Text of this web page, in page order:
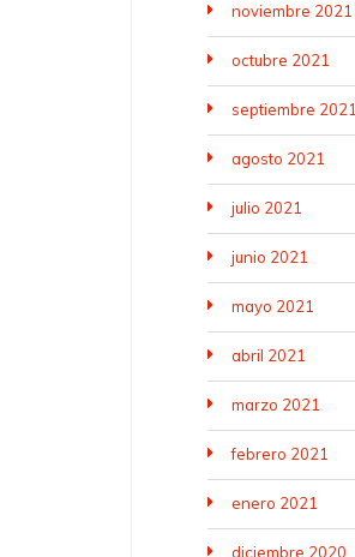
noviembre 2021
octubre 2021
septiembre 2021
agosto 2021
julio 2021
junio 2021
mayo 2021
abril 2021
marzo 2021
febrero 2021
enero 2021
diciembre 2020